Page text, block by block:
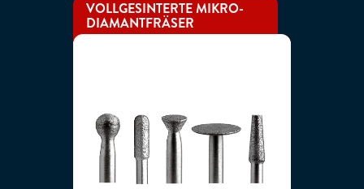
VOLLGESINTERTE MIKRO-
DIAMANTFRÄSER